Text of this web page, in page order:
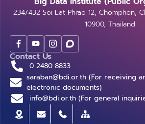
Processing: NLP) เพื่อช่วยให้คอมพิวเ
ซับซ้อนของมนุษย์ โดยเราจะมาทำความ
ในบทความนี้ ซึ่งจะขอเรียกชื่อพระเอกขอ
ย่อว่า “NLP” ดังนั้น หากไม่มีกระบวนการ
การนำข้อมูลเหล่านั้นมาใช้ประโยชน์ มันก็จ
ของตัวอักษรซึ่งไม่สามารถสร้างมูลค่าหรื
ให้กับองค์กรได้ วิวัฒนาการและความสำ
ประมวลผลภาษาธรรมชาติ (NLP) เป็นศ
ด้าน Machine Learning โดยมันเป็นสา
ประกอบด้วยองค์ความรู้จากหลากหลายแ
234/432 Soi Lat Phrao 12, Chomphon,
10900, Thailand
Contact Us
0 2480 8833
saraban@bdi.or.th (For receiving
electronic documents)
info@bdi.or.th (For general